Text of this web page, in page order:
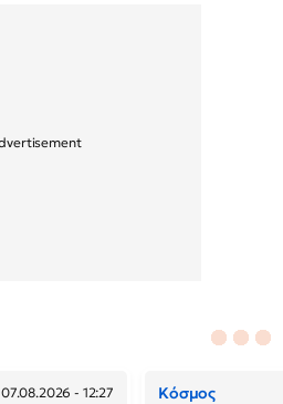
07.08.2026 - 12:27 Κόσμος